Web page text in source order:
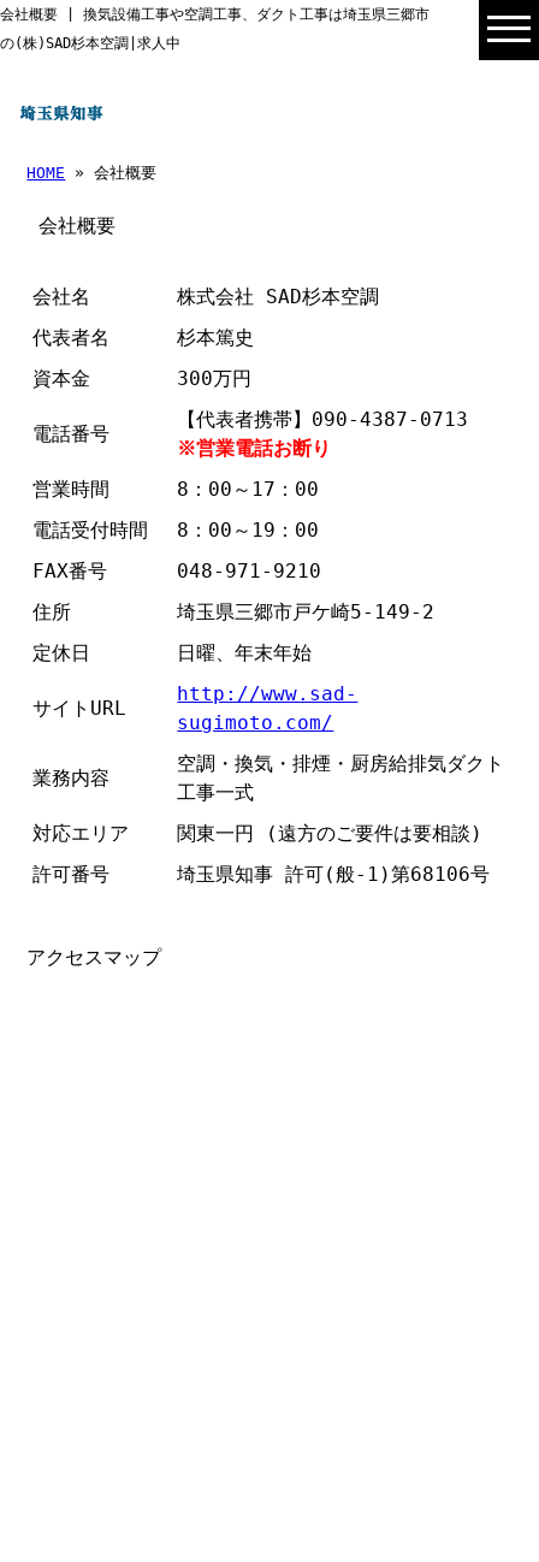
会社概要 | 換気設備工事や空調工事、ダクト工事は埼玉県三郷市
の(株)SAD杉本空調|求人中
HOME » 会社概要
会社概要
会社名
株式会社 SAD杉本空調
代表者名
杉本篤史
資本金
300万円
電話番号
【代表者携帯】090-4387-0713
※営業電話お断り
営業時間
8：00～17：00
電話受付時間
8：00～19：00
FAX番号
048-971-9210
住所
埼玉県三郷市戸ケ崎5-149-2
定休日
日曜、年末年始
サイトURL
http://www.sad-
sugimoto.com/
業務内容
空調・換気・排煙・厨房給排気ダクト
工事一式
対応エリア
関東一円 (遠方のご要件は要相談)
許可番号
埼玉県知事 許可(般-1)第68106号
アクセスマップ